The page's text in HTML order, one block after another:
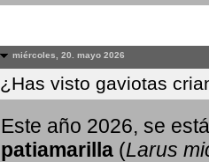
miércoles, 20. mayo 2026
¿Has visto gaviotas
Este año 2026, se
patiamarilla (Larus